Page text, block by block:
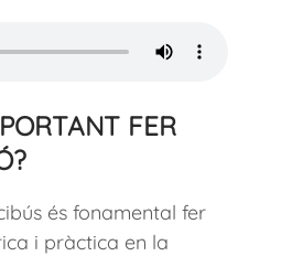
FER
és fonamental fer
i pràctica en la